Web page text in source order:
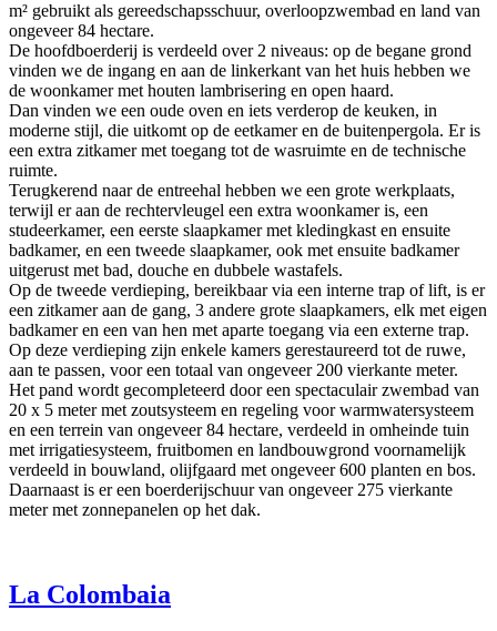
m² gebruikt als gereedschapsschuur, overloopzwembad en land van
ongeveer 84 hectare.
De hoofdboerderij is verdeeld over 2 niveaus: op de begane grond
vinden we de ingang en aan de linkerkant van het huis hebben we
de woonkamer met houten lambrisering en open haard.
Dan vinden we een oude oven en iets verderop de keuken, in
moderne stijl, die uitkomt op de eetkamer en de buitenpergola. Er is
een extra zitkamer met toegang tot de wasruimte en de technische
ruimte.
Terugkerend naar de entreehal hebben we een grote werkplaats,
terwijl er aan de rechtervleugel een extra woonkamer is, een
studeerkamer, een eerste slaapkamer met kledingkast en ensuite
badkamer, en een tweede slaapkamer, ook met ensuite badkamer
uitgerust met bad, douche en dubbele wastafels.
Op de tweede verdieping, bereikbaar via een interne trap of lift, is er
een zitkamer aan de gang, 3 andere grote slaapkamers, elk met eigen
badkamer en een van hen met aparte toegang via een externe trap.
Op deze verdieping zijn enkele kamers gerestaureerd tot de ruwe,
aan te passen, voor een totaal van ongeveer 200 vierkante meter.
Het pand wordt gecompleteerd door een spectaculair zwembad van
20 x 5 meter met zoutsysteem en regeling voor warmwatersysteem
en een terrein van ongeveer 84 hectare, verdeeld in omheinde tuin
met irrigatiesysteem, fruitbomen en landbouwgrond voornamelijk
verdeeld in bouwland, olijfgaard met ongeveer 600 planten en bos.
Daarnaast is er een boerderijschuur van ongeveer 275 vierkante
meter met zonnepanelen op het dak.
La Colombaia